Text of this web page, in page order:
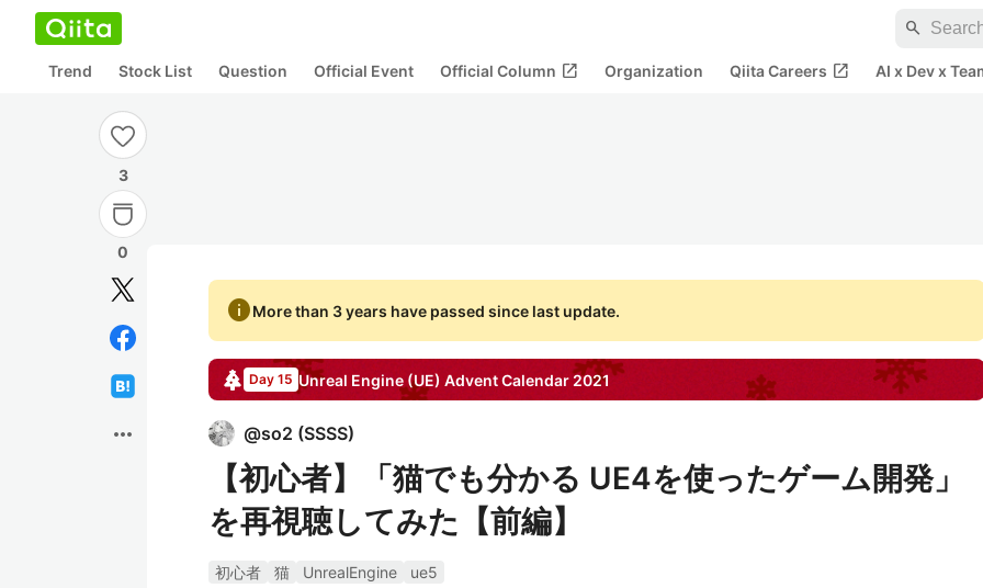
search
Trend Stock List Question Official Event Official Column open_in_new Organization Qiita Careers open_in_new AI x Dev x
3
0
more_horiz
infoMore than 3 years have passed since last update.
Day 15 Unreal Engine (UE) Advent Calendar2021
@so2 (SSSS)
【初心者】「猫でも分かる UE4を使ったゲーム開発」
を再視聴してみた【前編】
初心者 猫 UnrealEngine
ue5